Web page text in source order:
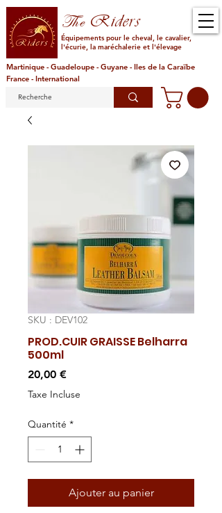
TheRiders
Équipements pour le cheval, le cavalier,
l'écurie, la maréchalerie et l'élevage
Martinique - Guadeloupe - Guyane - Iles de la Caraïbe
France - International
SKU : DEV102
PROD.CUIR GRAISSE Belharra
500ml
20,00 €Prix
Taxe Incluse
Quantité *
Ajouter au panier